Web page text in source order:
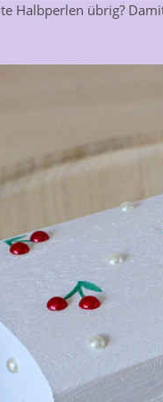
Halbperlen übrig?